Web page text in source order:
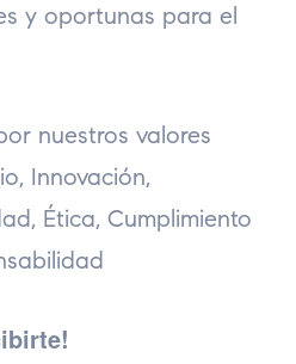
y oportunas para el
nuestros valores
Innovación,
Ética, Cumplimiento